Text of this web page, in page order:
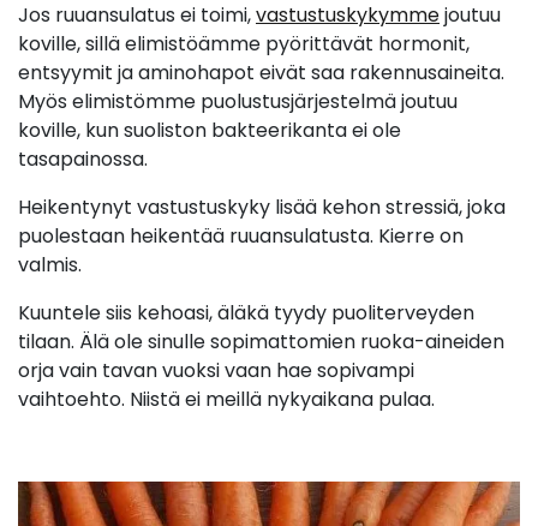
Jos ruuansulatus ei toimi,vastustuskykymmejoutuu
koville, sillä elimistöämme pyörittävät hormonit,
entsyymit ja aminohapot eivät saa rakennusaineita.
Myös elimistömme puolustusjärjestelmä joutuu
koville, kun suoliston bakteerikanta ei ole
tasapainossa.
Heikentynyt vastustuskyky lisää kehon stressiä, joka
puolestaan heikentää ruuansulatusta. Kierre on
valmis.
Kuuntele siis kehoasi, äläkä tyydy puoliterveyden
tilaan. Älä ole sinulle sopimattomien ruoka-aineiden
orja vain tavan vuoksi vaan hae sopivampi
vaihtoehto. Niistä ei meillä nykyaikana pulaa.